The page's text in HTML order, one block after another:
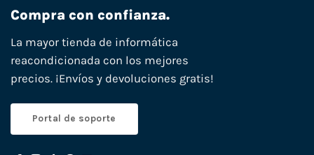
Compra con confianza.
La mayor tienda de informática
reacondicionada con los mejores
precios. ¡Envíos y devoluciones gratis!
Portal de soporte